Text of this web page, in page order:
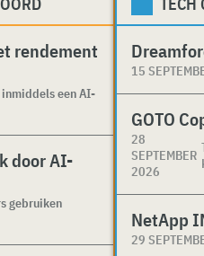
rendement
een AI-
door AI-
gebruiken
15
GOTO
28
SEPTEMBER
2026
NetApp
29